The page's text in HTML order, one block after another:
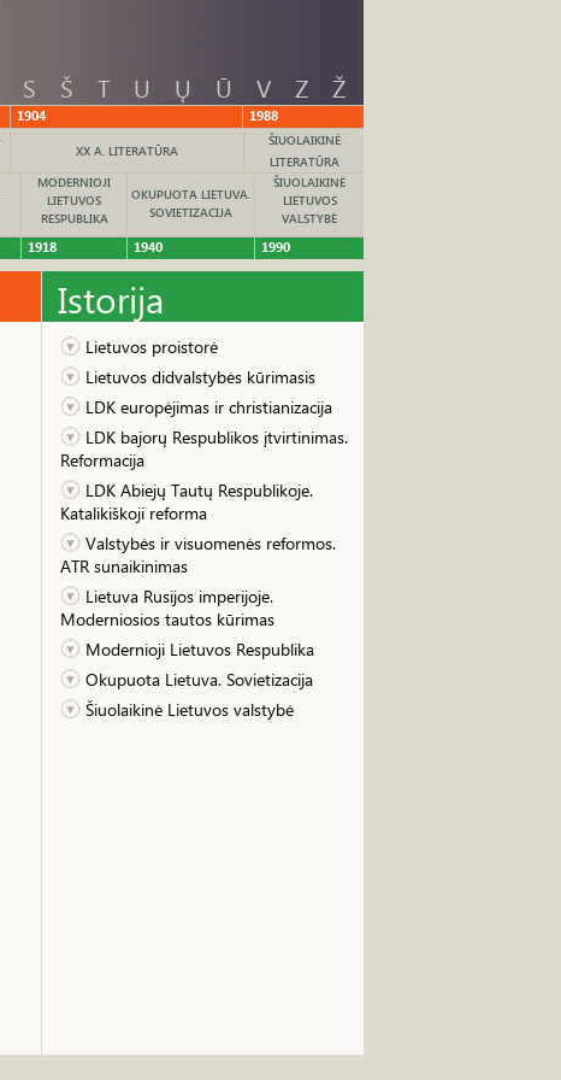
S Š T U Ų Ū V Z Ž
1904 1988
XX A. LITERATŪRA
ŠIUOLAIKINĖ
LITERATŪRA
MODERNIOJI
LIETUVOS
RESPUBLIKA
OKUPUOTA LIETUVA.
SOVIETIZACIJA
ŠIUOLAIKINĖ
LIETUVOS
VALSTYBĖ
1918 1940 1990
Istorija
Lietuvos proistorė
Lietuvos didvalstybės kūrimasis
LDK europėjimas ir christianizacija
LDK bajorų Respublikos įtvirtinimas.
Reformacija
LDK Abiejų Tautų Respublikoje.
Katalikiškoji reforma
Valstybės ir visuomenės reformos.
ATR sunaikinimas
Lietuva Rusijos imperijoje.
Moderniosios tautos kūrimas
Modernioji Lietuvos Respublika
Okupuota Lietuva. Sovietizacija
Šiuolaikinė Lietuvos valstybė